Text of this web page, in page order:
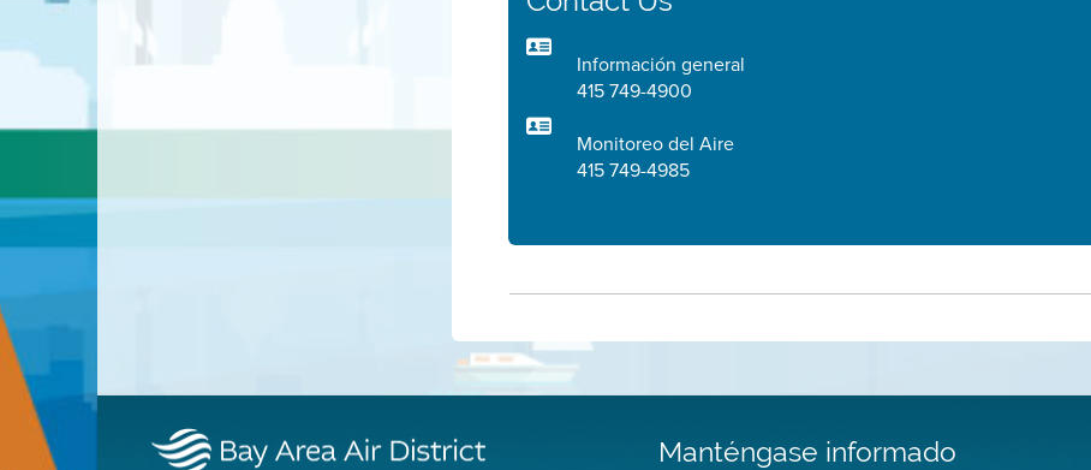
Información general
415 749-4900
Monitoreo del Aire
415 749-4985
Manténgase informado